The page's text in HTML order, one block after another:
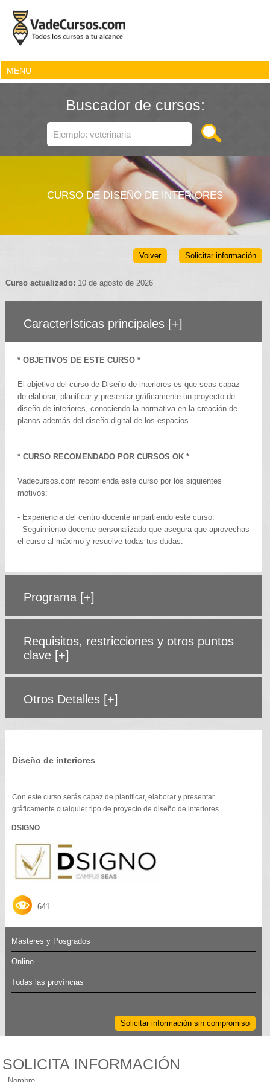
MENU
Buscador de cursos:
CURSO DE DISEÑO DE INTERIORES
Solicitar información
Volver
Curso actualizado: 10 de agosto de 2026
Características principales [+]
* OBJETIVOS DE ESTE CURSO *
El objetivo del curso de Diseño de interiores es que seas capaz
de elaborar, planificar y presentar gráficamente un proyecto de
diseño de interiores, conociendo la normativa en la creación de
planos además del diseño digital de los espacios.
* CURSO RECOMENDADO POR CURSOS OK *
Vadecursos.com recomienda este curso por los siguientes
motivos:
- Experiencia del centro docente impartiendo este curso.
- Seguimiento docente personalizado que asegura que aprovechas
el curso al máximo y resuelve todas tus dudas.
Programa [+]
Requisitos, restricciones y otros puntos
clave [+]
Otros Detalles [+]
Diseño de interiores
Con este curso serás capaz de planificar, elaborar y presentar
gráficamente cualquier tipo de proyecto de diseño de interiores
DSIGNO
641
Másteres y Posgrados
Online
Todas las províncias
Solicitar información sin compromiso
SOLICITA INFORMACIÓN
Nombre